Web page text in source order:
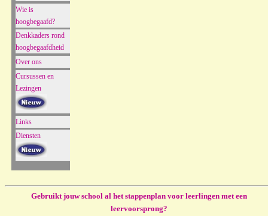
Wie is
hoogbegaafd?
Denkkaders rond
hoogbegaafdheid
Over ons
Cursussen en
Lezingen
Links
Diensten
Gebruikt jouw school al het stappenplan voor leerlingen met een
leervoorsprong?